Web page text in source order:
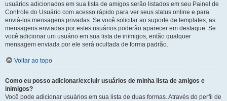
usuários adicionados em sua lista de amigos serão listados em seu Painel de
Controle do Usuário com acesso rápido para ver seus status online e para
enviá-los mensagens privadas. Se você solicitar ao suporte de templates, as
mensagens enviadas por estes usuários poderão aparecer em destaque. Se
você adicionar um usuário em sua lista de inimigos, então qualquer
mensagem enviada por ele será ocultada de forma padrão.
Voltar ao topo
Como eu posso adicionar/excluir usuários de minha lista de amigos e
inimigos?
Você pode adicionar usuários em sua lista de duas formas. Através do perfil de